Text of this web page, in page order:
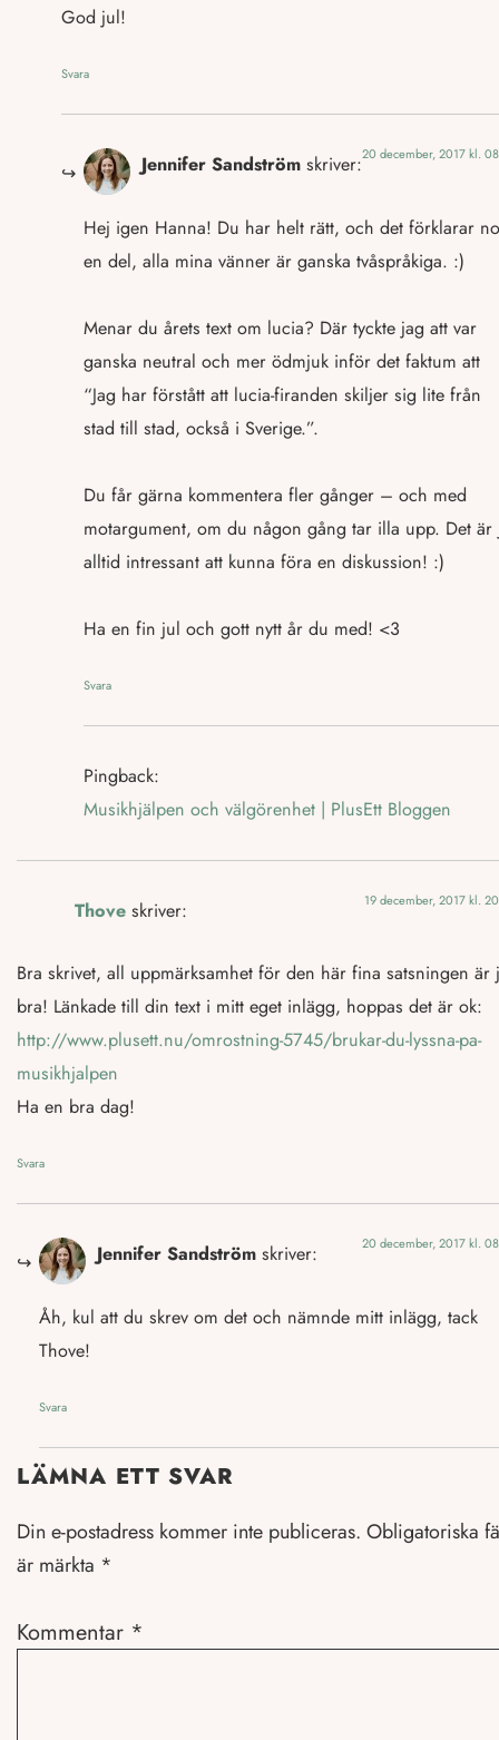
God jul!
Svara
Jennifer Sandström skriver:20 december, 2017 kl.
Hej igen Hanna! Du har helt rätt, och det förklarar
en del, alla mina vänner är ganska tvåspråkiga. :)
Menar du årets text om lucia? Där tyckte jag att var
ganska neutral och mer ödmjuk inför det faktum att
“Jag har förstått att lucia-firanden skiljer sig lite från
stad till stad, också i Sverige.”.
Du får gärna kommentera fler gånger – och med
motargument, om du någon gång tar illa upp. Det är
alltid intressant att kunna föra en diskussion! :)
Ha en fin jul och gott nytt år du med! <3
Svara
Pingback:
Musikhjälpen och välgörenhet | PlusEtt Bloggen
Thove skriver: 19 december, 2017 kl.
Bra skrivet, all uppmärksamhet för den här fina satsningen är
bra! Länkade till din text i mitt eget inlägg, hoppas det är ok:
http://www.plusett.nu/omrostning-5745/brukar-du-lyssna-pa-
musikhjalpen
Ha en bra dag!
Svara
Jennifer Sandström skriver: 20 december, 2017 kl.
Åh, kul att du skrev om det och nämnde mitt inlägg, tack
Thove!
Svara
LÄMNA ETT SVAR
Din e-postadress kommer inte publiceras. Obligatoriska
är märkta *
Kommentar *